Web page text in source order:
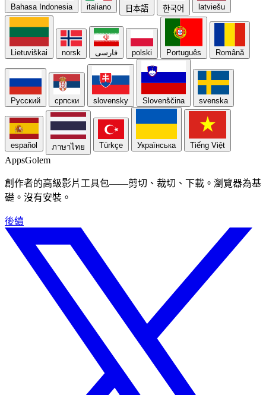
Bahasa Indonesia italiano 日本語 한국어 latviešu
Lietuviškai norsk فارسی polski Português Română
Русский српски slovensky Slovenščina svenska
español ภาษาไทย Türkçe Українська Tiếng Việt
AppsGolem
創作者的高級影片工具包——剪切、裁切、下載。瀏覽器為基
礎。沒有安裝。
後續